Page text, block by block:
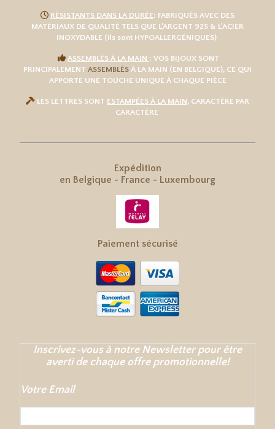
 RÉSISTANTS DANS LA DURÉE: FABRIQUÉS AVEC DES
MATÉRIAUX DE QUALITÉ TELS QUE L 'ARGENT 925 & L'ACIER
INOXYDABLE (ils sont HYPOALLERGÉNIQUES)
 ASSEMBLÉS À LA MAIN : VOS BIJOUX SONT
PRINCIPALEMENT ASSEMBLÉS À LA MAIN (EN BELGIQUE), CE QUI
APPORTE UNE TOUCHE UNIQUE À CHAQUE PIÈCE
 LES LETTRES SONT ESTAMPÉES À LA MAIN, CARACTÈRE PAR
CARACTÈRE
Expédition
en Belgique - France - Luxembourg
Paiement sécurisé
Inscrivez-vous à notre Newsletter pour être
averti de chaque offre promotionnelle!
Votre Email